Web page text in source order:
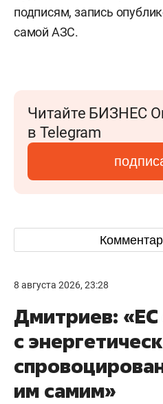
подписям, запись
самой АЗС.
Читайте БИЗНЕС
в Telegram
8 августа 2026, 23:28
Дмитриев: «ЕС
с
им самим»